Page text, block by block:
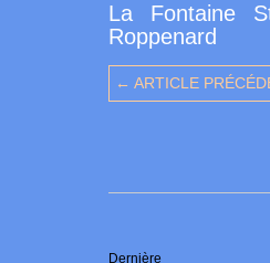
La Fontaine
Roppenard
← ARTICLE
Dernière